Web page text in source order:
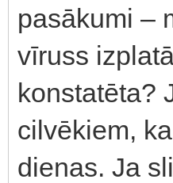
pasākumi –
vīruss
konstatēta?
cilvēkiem,
dienas. Ja